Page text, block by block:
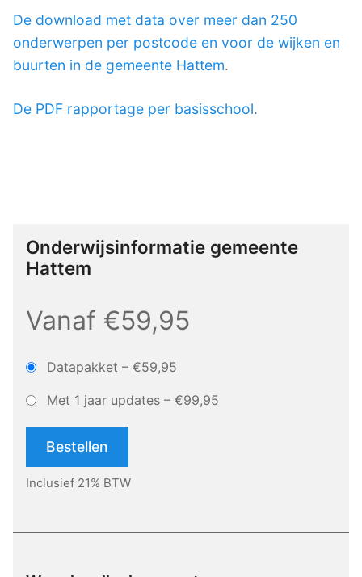
De download met data over meer dan 250
onderwerpen per postcode en voor de wijken en
buurten in de gemeente Hattem.
De PDF rapportage per basisschool.
Onderwijsinformatie gemeente
Hattem
Vanaf €59,95
Datapakket – €59,95
Met 1 jaar updates – €99,95
Bestellen
Inclusief 21% BTW